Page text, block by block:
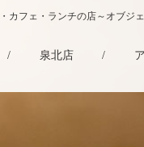
カフェ・ランチの店～オブジェ
/ 泉北店 /